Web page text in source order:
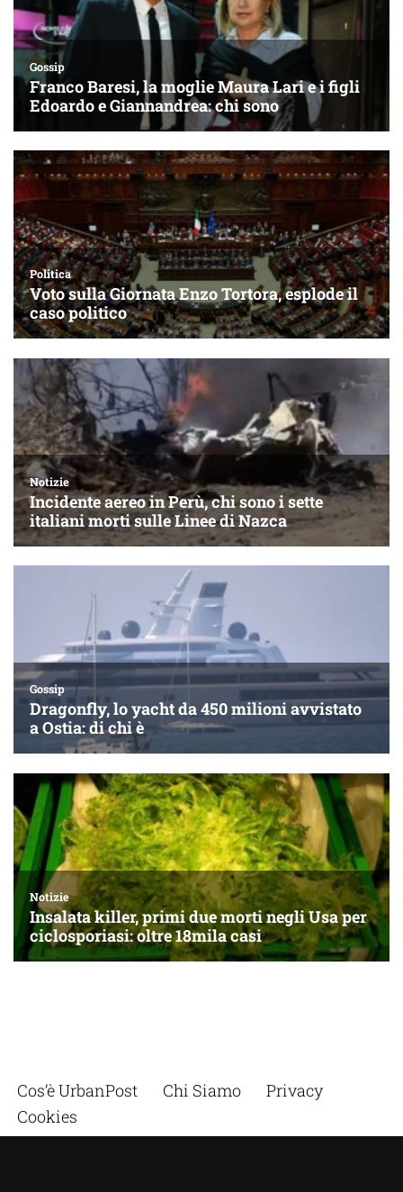
Cos’è UrbanPost Chi Siamo
Privacy
Cookies